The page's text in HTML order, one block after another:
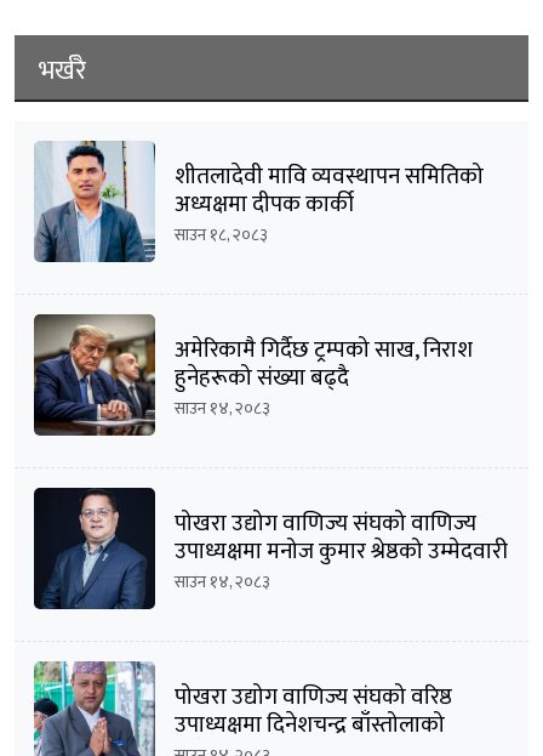
भर्खरै
शीतलादेवी मावि व्यवस्थापन समितिको
अध्यक्षमा दीपक कार्की
साउन १८, २०८३
अमेरिकामै गिर्दैछ ट्रम्पको साख, निराश
हुनेहरूको संख्या बढ्दै
साउन १४, २०८३
पोखरा उद्योग वाणिज्य संघको वाणिज्य
उपाध्यक्षमा मनोज कुमार श्रेष्ठको उम्मेदवारी
घोषणा
साउन १४, २०८३
पोखरा उद्योग वाणिज्य संघको वरिष्ठ
उपाध्यक्षमा दिनेशचन्द्र बाँस्तोलाको